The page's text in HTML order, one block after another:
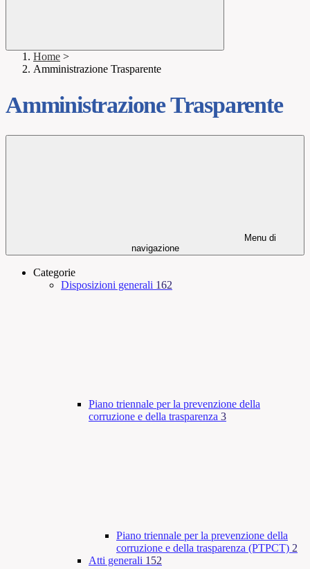
Home >
Amministrazione Trasparente
Amministrazione Trasparente
Menu di
navigazione
Categorie
Disposizioni generali 162
Piano triennale per la prevenzione della
corruzione e della trasparenza 3
Piano triennale per la prevenzione della
corruzione e della trasparenza (PTPCT) 2
Atti generali 152